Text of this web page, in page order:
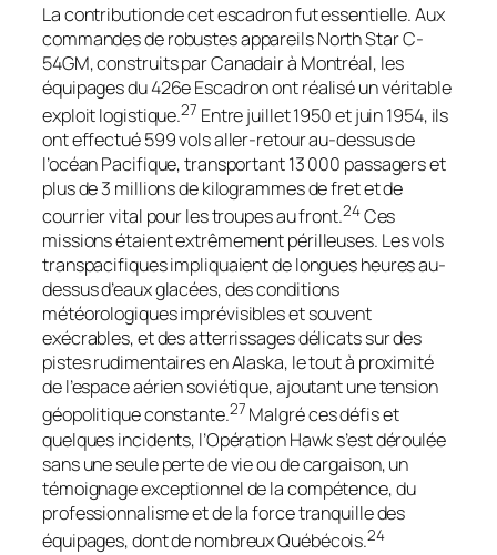
La contribution de cet escadron fut essentielle. Aux
commandes de robustes appareils North Star C-
54GM, construits par Canadair à Montréal, les
équipages du 426e Escadron ont réalisé un véritable
exploit logistique.27 Entre juillet 1950 et juin 1954, ils
ont effectué 599 vols aller-retour au-dessus de
l’océan Pacifique, transportant 13 000 passagers et
plus de 3 millions de kilogrammes de fret et de
courrier vital pour les troupes au front.24Ces
missions étaient extrêmement périlleuses. Les vols
transpacifiques impliquaient de longues heures au-
dessus d’eaux glacées, des conditions
météorologiques imprévisibles et souvent
exécrables, et des atterrissages délicats sur des
pistes rudimentaires en Alaska, le tout à proximité
de l’espace aérien soviétique, ajoutant une tension
géopolitique constante.27 Malgré ces défis et
quelques incidents, l’Opération Hawk s’est déroulée
sans une seule perte de vie ou de cargaison, un
témoignage exceptionnel de la compétence, du
professionnalisme et de la force tranquille des
équipages, dont de nombreux Québécois.24